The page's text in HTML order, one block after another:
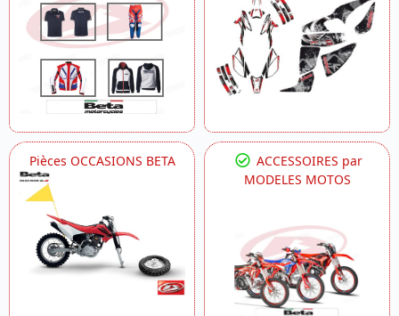
Pièces OCCASIONS BETA
ACCESSOIRES par
MODELES MOTOS